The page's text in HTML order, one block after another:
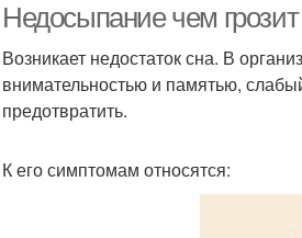
Недосыпание чем
Возникает недостаток сна. В
внимательностью и памятью,
предотвратить.
К его симптомам относятся: